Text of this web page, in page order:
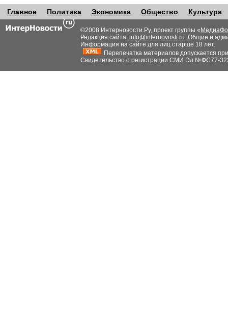
Главное Политика Экономика Общество Культура
©2008 Интерновости.Ру, проект группы «
Редакция сайта: info@internovosti.ru. Общие и
Информация на сайте для лиц старше 18 лет.
Перепечатка материалов допускается
Свидетельство о регистрации СМИ Эл №ФС77-